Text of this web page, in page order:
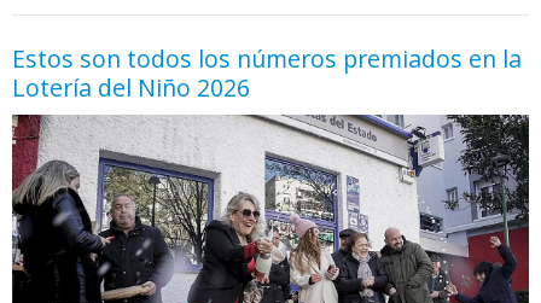
Estos son todos los números premiados en la
Lotería del Niño 2026